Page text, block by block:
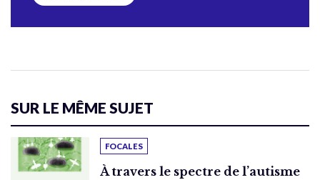
SUR LE MÊME SUJET
FOCALES
À travers le spectre de l’autisme